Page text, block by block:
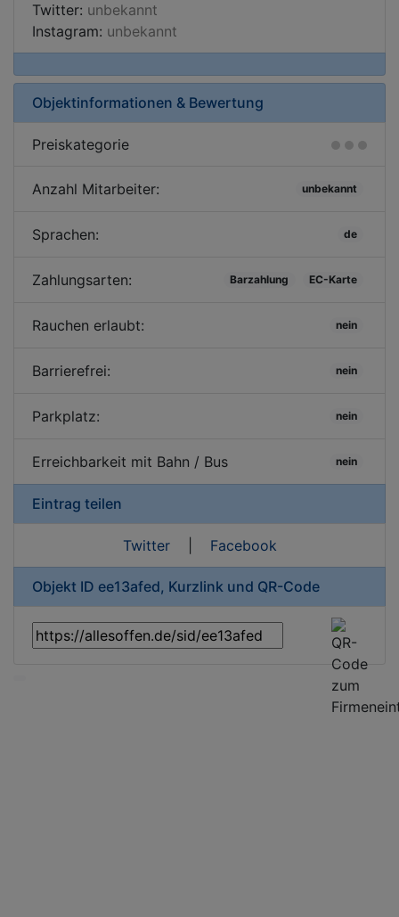
Twitter: unbekannt
Instagram: unbekannt
Objektinformationen & Bewertung
Preiskategorie
Anzahl Mitarbeiter: unbekannt
Sprachen: de
Zahlungsarten: Barzahlung EC-Karte
Rauchen erlaubt: nein
Barrierefrei: nein
Parkplatz: nein
Erreichbarkeit mit Bahn / Bus nein
Eintrag teilen
Twitter| Facebook
Objekt ID ee13afed, Kurzlink und QR-Code